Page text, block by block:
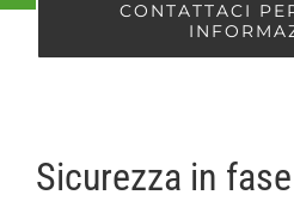
CONTATTACI
Sicurezza in